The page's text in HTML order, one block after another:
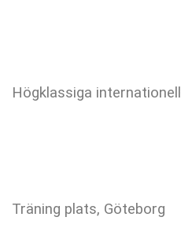
Högklassiga
Träning plats, Göteborg